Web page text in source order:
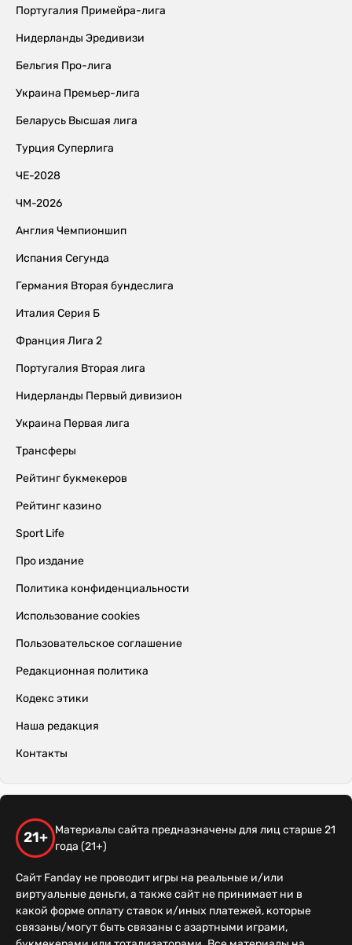
Португалия Примейра-лига
Нидерланды Эредивизи
Бельгия Про-лига
Украина Премьер-лига
Беларусь Высшая лига
Турция Суперлига
ЧЕ-2028
ЧМ-2026
Англия Чемпионшип
Испания Сегунда
Германия Вторая бундеслига
Италия Серия Б
Франция Лига 2
Португалия Вторая лига
Нидерланды Первый дивизион
Украина Первая лига
Трансферы
Рейтинг букмекеров
Рейтинг казино
Sport Life
Про издание
Политика конфиденциальности
Использование cookies
Пользовательское соглашение
Редакционная политика
Кодекс этики
Наша редакция
Контакты
21+
Материалы сайта предназначены для лиц старше 21
года (21+)
Сайт Fanday не проводит игры на реальные и/или
виртуальные деньги, а также сайт не принимает ни в
какой форме оплату ставок и/иных платежей, которые
связаны/могут быть связаны с азартными играми,